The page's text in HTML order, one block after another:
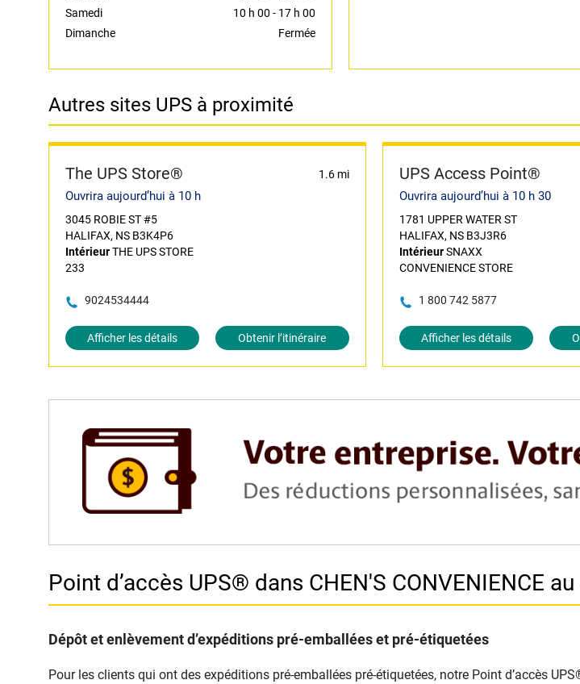
Samedi
10 h 00 - 17 h 00
Dimanche
Fermée
Autres sites UPS à proximité
The UPS Store® 1.6 mi
Ouvrira aujourd’hui à 10 h
3045 ROBIE ST #5
HALIFAX, NS B3K4P6
IntérieurTHE UPS STORE
233
9024534444
Afficher les détails Obtenir l’itinéraire
UPS Access Point®
Ouvrira aujourd’hui à 10 h 30
1781 UPPER WATER ST
HALIFAX, NS B3J3R6
IntérieurSNAXX
CONVENIENCE STORE
1 800 742 5877
Afficher les détails
Point d’accès UPS® dans CHEN'S CONVENIENCE
Dépôt et enlèvement d’expéditions pré-emballées et pré-étiquetées
Pour les clients qui ont des expéditions pré-emballées pré-étiquetées, notre Point d’accès